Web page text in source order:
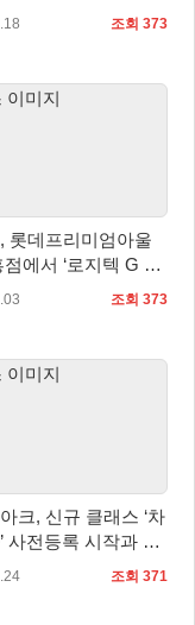
출시
조회 373
롯데프리미엄아울
에서 ‘로지텍 G 팝
’ 오픈!
조회 373
크, 신규 클래스 ‘차
사전등록 시작과 함
모 여름 이벤트 실시
조회 371